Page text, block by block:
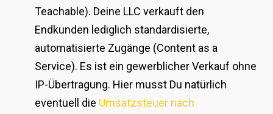
Teachable). Deine LLC verkauft den
Endkunden lediglich standardisierte,
automatisierte Zugänge (Content as a
Service). Es ist ein gewerblicher Verkauf ohne
IP-Übertragung. Hier musst Du natürlich
eventuell die Umsatzsteuer nach